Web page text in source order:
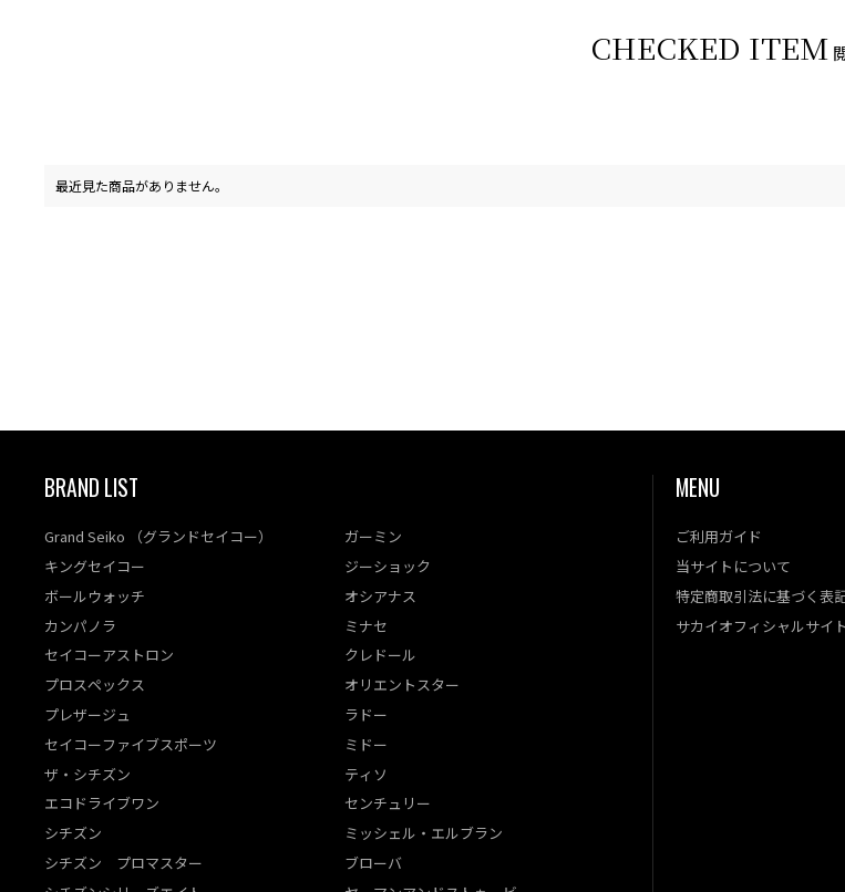
CHECKED ITEM
最近見た商品がありません。
BRAND LIST
Grand Seiko （グランドセイコー）
キングセイコー
ボールウォッチ
カンパノラ
セイコーアストロン
プロスペックス
プレザージュ
セイコーファイブスポーツ
ザ・シチズン
エコドライブワン
シチズン
シチズン プロマスター
ガーミン
ジーショック
オシアナス
ミナセ
クレドール
オリエントスター
ラドー
ミドー
ティソ
センチュリー
ミッシェル・エルブラン
ブローバ
MENU
ご利用ガイド
当サイトについて
特定商取引法に基づく表
サカイオフィシャルサイト